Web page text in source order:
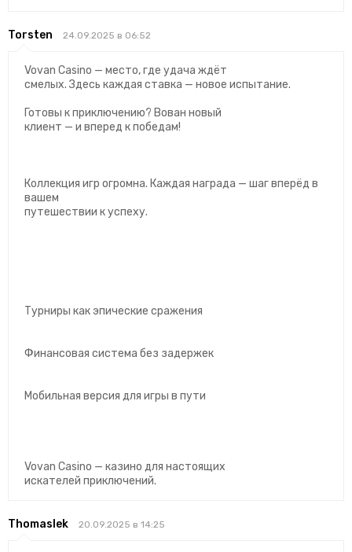
Torsten 24.09.2025 в 06:52
Vovan Casino — место, где удача ждёт
смелых. Здесь каждая ставка — новое испытание.
Готовы к приключению? Вован новый
клиент — и вперед к победам!
Коллекция игр огромна. Каждая награда — шаг вперёд в
вашем
путешествии к успеху.
Турниры как эпические сражения
Финансовая система без задержек
Мобильная версия для игры в пути
Vovan Casino — казино для настоящих
искателей приключений.
Thomaslek 20.09.2025 в 14:25